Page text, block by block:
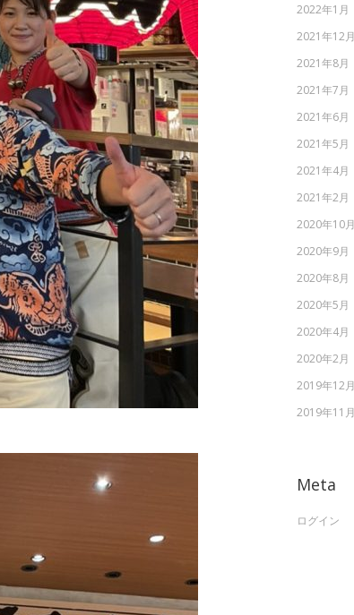
2022年1月
2021年12月
2021年8月
2021年7月
2021年6月
2021年5月
2021年4月
2021年2月
2020年10月
2020年9月
2020年8月
2020年5月
2020年4月
2020年2月
2019年12月
2019年11月
Meta
ログイン